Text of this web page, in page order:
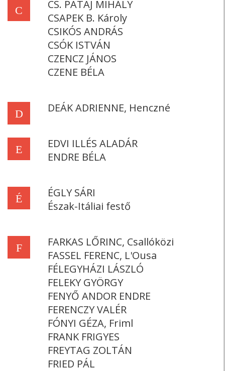
C
CS. PATAJ MIHÁLY
CSAPEK B. Károly
CSIKÓS ANDRÁS
CSÓK ISTVÁN
CZENCZ JÁNOS
CZENE BÉLA
D DEÁK ADRIENNE, Henczné
E
EDVI ILLÉS ALADÁR
ENDRE BÉLA
É
ÉGLY SÁRI
Észak-Itáliai festő
F
FARKAS LŐRINC, Csallóközi
FASSEL FERENC, L'Ousa
FÉLEGYHÁZI LÁSZLÓ
FELEKY GYÖRGY
FENYŐ ANDOR ENDRE
FERENCZY VALÉR
FÓNYI GÉZA, Friml
FRANK FRIGYES
FREYTAG ZOLTÁN
FRIED PÁL